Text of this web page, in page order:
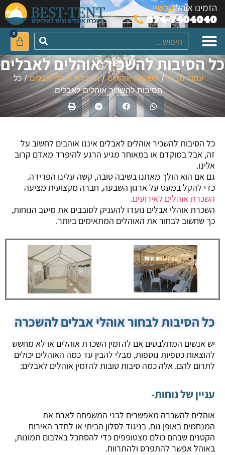
לתוכן
הזמינו אוהלעכשיו
074-7404040
0
כל הסיבות להשכיר אוהלים לאבלים
עמוד הבית/ השכרת אוהלים/השכרת אוהלי אבלים/ כל
הסיבות להשכיר אוהלים לאבלים
כל הסיבות להשכיר אוהלים לאבלים איננו אוהבים לחשוב על
זה, אבל במוקדם או במאוחר מגיע הרגע להיפרד מאדם קרוב
אלינו.
גם אם הוא הולך מאתנו בשיבה טובה, קשה עלינו הפרידה.
כדי להקל במעט על ארגון השבעה, חברה מקצועית מציעה
השכרת אוהלים לאירועים.
השכרת אוהלי אבלים נועדו להעניק לסובבים את מיטב הנוחות,
כך שחשוב לבחור את האוהלים המתאימים ביותר.
כל הסיבות לבחור אוהלי אבלים להשכרה
יש אנשים המתלבטים אם להזמין השכרת אוהלים או לא מחשש
להוצאות כספיות נוספות, מבלי להבין עד כמה האוהלים יכולים
לתרום להם. אלה כמה סיבות טובות להזמין אוהלים לאבלים:
עניין של נוחות-
אוהלים להשכרה מאפשרים לבני המשפחה לארח את
המנחמים באופן נוח. בניגוד לסלון הביתי או לחדר האירוח
הקטנים שבהם כולם מצטופפים כדי להסתכל באלבום תמונות,
באוהל אפשר להתפרס ולהתרווח.